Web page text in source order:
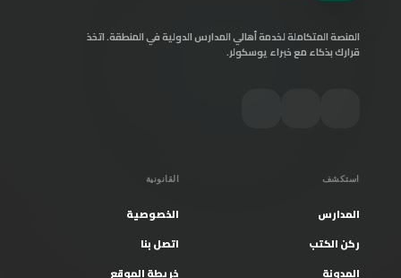
المنصة المتكاملة لخدمة أهالي المدارس الدولية في المنطقة. اتخذ
قرارك بذكاء مع خبراء يوسكولر.
استكشف
المدارس
ركن الكتب
المدونة
القانونية
الخصوصية
اتصل بنا
خريطة الموقع